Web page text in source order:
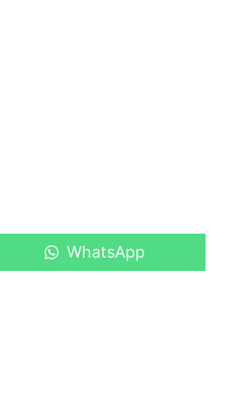
Share
on
WhatsApp